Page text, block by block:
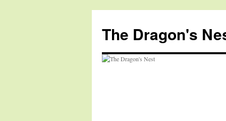
The Dragon's